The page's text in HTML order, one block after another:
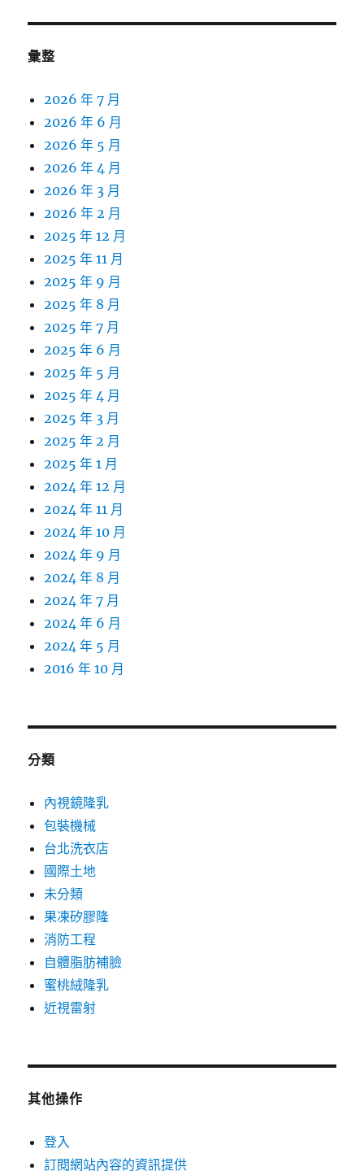
彙整
2026 年 7 月
2026 年 6 月
2026 年 5 月
2026 年 4 月
2026 年 3 月
2026 年 2 月
2025 年 12 月
2025 年 11 月
2025 年 9 月
2025 年 8 月
2025 年 7 月
2025 年 6 月
2025 年 5 月
2025 年 4 月
2025 年 3 月
2025 年 2 月
2025 年 1 月
2024 年 12 月
2024 年 11 月
2024 年 10 月
2024 年 9 月
2024 年 8 月
2024 年 7 月
2024 年 6 月
2024 年 5 月
2016 年 10 月
分類
內視鏡隆乳
包裝機械
台北洗衣店
國際土地
未分類
果凍矽膠隆
消防工程
自體脂肪補臉
蜜桃絨隆乳
近視雷射
其他操作
登入
訂閱網站內容的資訊提供